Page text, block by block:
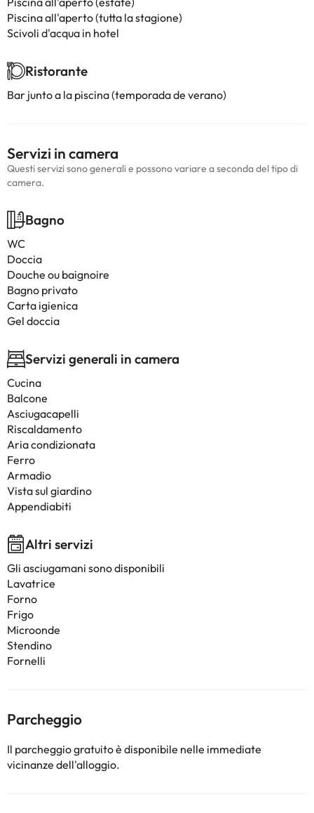
Piscina all'aperto (tutta la stagione)
Scivoli d'acqua in hotel
Ristorante
Bar junto a la piscina (temporada de verano)
Servizi in camera
Questi servizi sono generali e possono variare a seconda del tipo di
camera.
Bagno
WC
Doccia
Douche ou baignoire
Bagno privato
Carta igienica
Gel doccia
Servizi generali in camera
Cucina
Balcone
Asciugacapelli
Riscaldamento
Aria condizionata
Ferro
Armadio
Vista sul giardino
Appendiabiti
Altri servizi
Gli asciugamani sono disponibili
Lavatrice
Forno
Frigo
Microonde
Stendino
Fornelli
Parcheggio
Il parcheggio gratuito è disponibile nelle immediate
vicinanze dell'alloggio.